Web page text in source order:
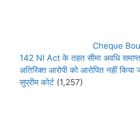
Cheque
142 NI Act के तहत सीमा अवधि
अतिरिक्त आरोपी को आरोपित नहीं
सुप्रीम कोर्ट (1,257)